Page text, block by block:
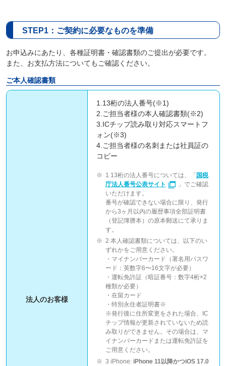
STEP1：ご契約に必要なものを準備
お申込みにあたり、各種証明書・確認書類のご提出が必要です。
また、お支払方法についてもご確認ください。
ご本人確認書類
法人のお客様
1.13桁の法人番号(※1)
2.ご担当者様の本人確認書類(※2)
3.ICチップ読み取り対応スマートフ
ォン(※3)
4.ご担当者様の名刺または社員証の
コピー
1 13桁の法人番号については、「国税
庁法人番号公表サイト
」でご確認
いただけます。
番号が確認できない場合に限り、発行
から3ヶ月以内の履歴事項全部証明書
（登記簿謄本）の原本郵送にて承りま
す。
2 本人確認書類については、以下のい
ずれかをご用意ください。
・マイナンバーカード（署名用パスワ
ード：英数字6〜16文字が必要）
・運転免許証（暗証番号：数字4桁×2
種類が必要）
・在留カード
・特別永住者証明書※
※発行後に住所変更をされた場合、IC
チップ情報が更新されていないため読
み取りができません。その場合は、マ
イナンバーカードまたは運転免許証を
ご用意ください。
3 iPhone: iPhone 11以降かつiOS 17.0